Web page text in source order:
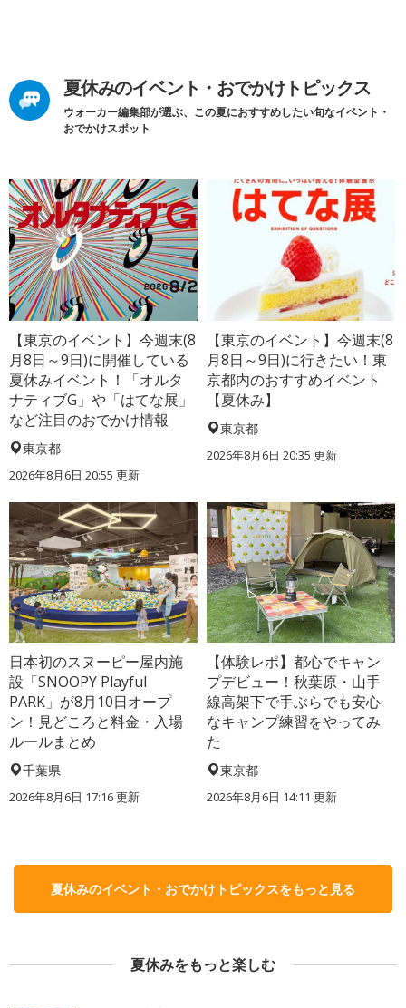
夏休みのイベント・おでかけトピックス
ウォーカー編集部が選ぶ、この夏におすすめしたい旬なイベント・
おでかけスポット
【東京のイベント】今週末(8
月8日～9日)に開催している
夏休みイベント！「オルタ
ナティブG」や「はてな展」
など注目のおでかけ情報
東京都
2026年8月6日 20:55 更新
【東京のイベント】今週末(8
月8日～9日)に行きたい！東
京都内のおすすめイベント
【夏休み】
東京都
2026年8月6日 20:35 更新
日本初のスヌーピー屋内施
設「SNOOPY Playful
PARK」が8月10日オープ
ン！見どころと料金・入場
ルールまとめ
千葉県
2026年8月6日 17:16更新
【体験レポ】都心でキャン
プデビュー！秋葉原・山手
線高架下で手ぶらでも安心
なキャンプ練習をやってみ
た
東京都
2026年8月6日 14:11 更新
夏休みのイベント・おでかけトピックスをもっと見る
夏休みをもっと楽しむ